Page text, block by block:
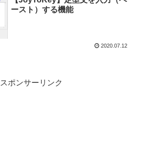
ースト）する機能
2020.07.12
スポンサーリンク